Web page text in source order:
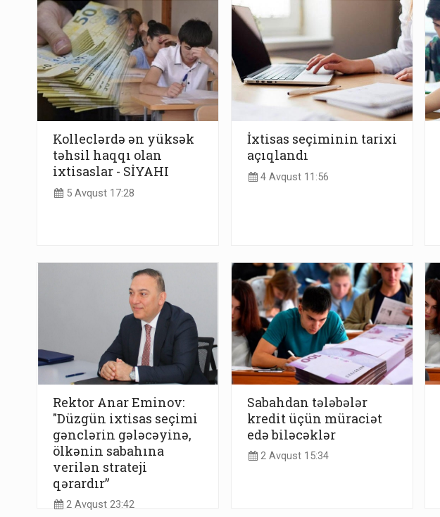
Kolleclərdə ən yüksək
təhsil haqqı olan
ixtisaslar - SİYAHI
5 Avqust 17:28
İxtisas seçiminin tarixi
açıqlandı
4 Avqust 11:56
Rektor Anar Eminov:
"Düzgün ixtisas seçimi
gənclərin gələcəyinə,
ölkənin sabahına
verilən strateji
qərardır”
2 Avqust 23:42
Sabahdan tələbələr
kredit üçün müraciət
edə biləcəklər
2 Avqust 15:34